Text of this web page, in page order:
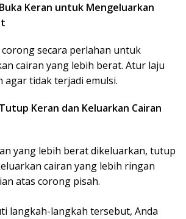
Keran untuk Mengeluarkan
secara perlahan untuk
cairan yang lebih berat. Atur laju
agar tidak terjadi emulsi.
Keran dan Keluarkan Cairan
yang lebih berat dikeluarkan, tutup
cairan yang lebih ringan
atas corong pisah.
langkah-langkah tersebut, Anda